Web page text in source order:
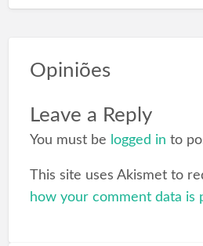
Opiniões
Leave a Reply
You must be logged in to
This site uses Akismet to
how your comment data is